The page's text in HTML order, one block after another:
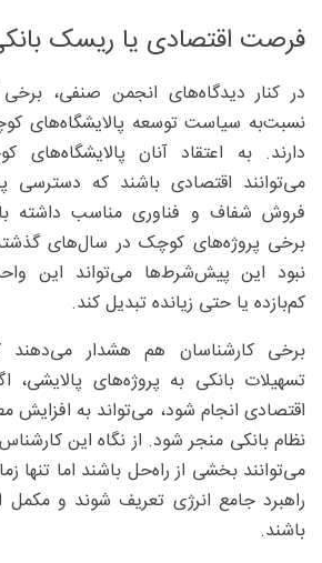
فرصت اقتصادی یا ریسک
در کنار دیدگاه‌های انجمن صنفی، برخی
نسبت‌به سیاست توسعه پالایشگاه‌های
دارند. به اعتقاد آنان
می‌توانند اقتصادی باشند که دسترسی
فروش شفاف و فناوری مناسب داشته
برخی پروژه‌های کوچک در سال‌های
نبود این پیش‌شرط‌ها می‌تواند این
کم‌بازده یا حتی زیانده تبدیل کند.
برخی کارشناسان هم هشدار
تسهیلات بانکی به پروژه‌های پالایشی،
اقتصادی انجام شود، می‌تواند به افزایش
نظام بانکی منجر شود. از نگاه این
می‌توانند بخشی از راه‌حل باشند اما تنها
راهبرد جامع انرژی تعریف شوند و
باشند.